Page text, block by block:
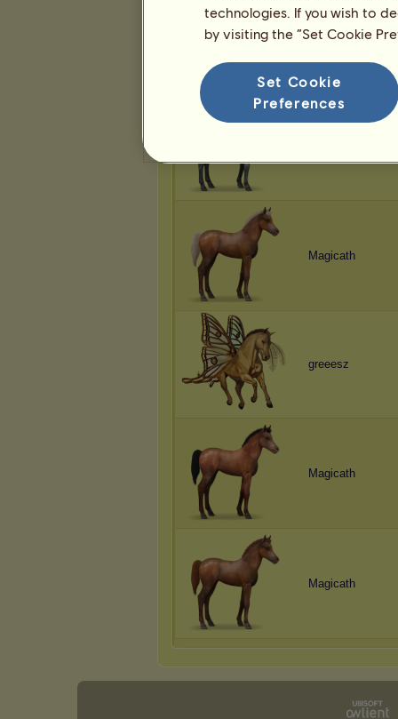
Magicath
Magicath
greeesz
Magicath
Magicath
technologies. If you wish to
by visiting the “Set Cookie
Set Cookie
Preferences